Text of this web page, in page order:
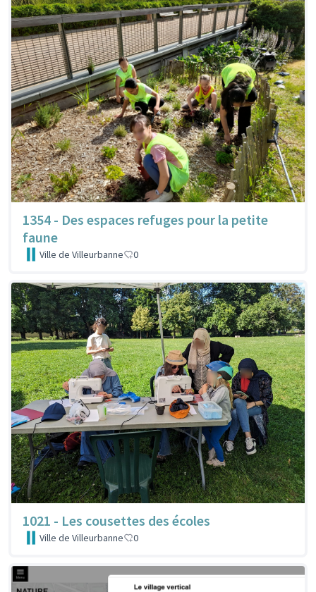
1354 - Des espaces refuges pour la petite
faune
Ville de Villeurbanne 0
1021 - Les cousettes des écoles
Ville de Villeurbanne 0